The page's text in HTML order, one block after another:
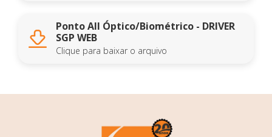
Ponto All Óptico/Biométrico - DRIVER
SGP WEB
Clique para baixar o arquivo